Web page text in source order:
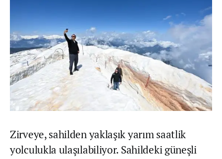
Zirveye, sahilden yaklaşık yarım saatlik
yolculukla ulaşılabiliyor. Sahildeki güneşli